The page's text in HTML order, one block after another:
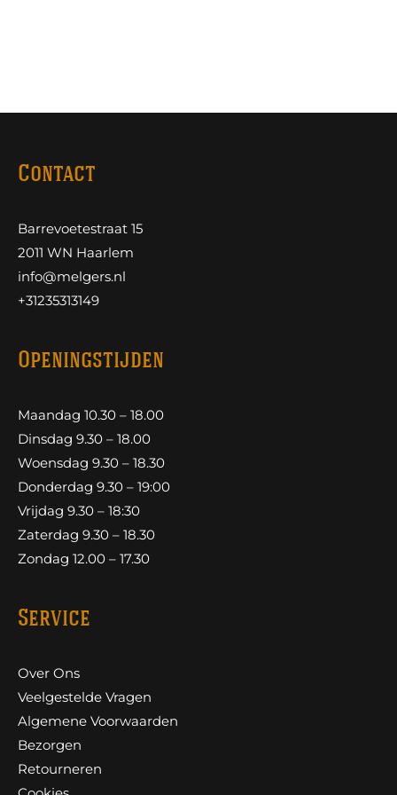
Contact
Barrevoetestraat 15
2011 WN Haarlem
info@melgers.nl
+31235313149
Openingstijden
Maandag 10.30 – 18.00
Dinsdag 9.30 – 18.00
Woensdag 9.30 – 18.30
Donderdag 9.30 – 19:00
Vrijdag 9.30 – 18:30
Zaterdag 9.30 – 18.30
Zondag 12.00 – 17.30
Service
Over Ons
Veelgestelde Vragen
Algemene Voorwaarden
Bezorgen
Retourneren